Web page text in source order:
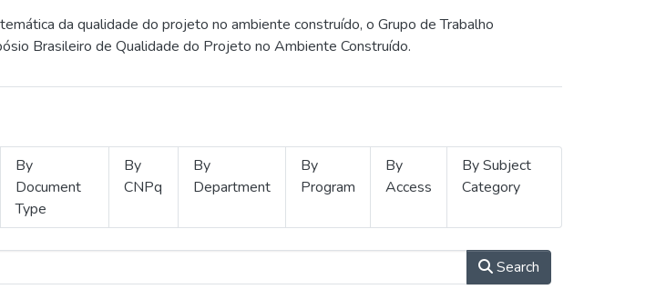
da qualidade do projeto no ambiente construído, o Grupo de Trabalho
Brasileiro de Qualidade do Projeto no Ambiente Construído.
By
Document
Type
By
CNPq
By
Department
By
Program
By
Access
By Subject
Category
Search